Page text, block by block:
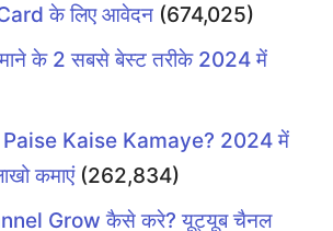
के लिए आवेदन (674,025)
के 2 सबसे बेस्ट तरीके 2024 में
Kaise Kamaye? 2024 में
कमाएं (262,834)
Grow कैसे करे? यूट्यूब चैनल